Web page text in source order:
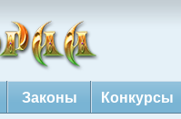
Законы Конкурсы